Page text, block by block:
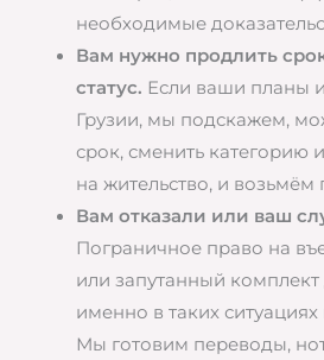
необходимые
Вам нужно продлить
статус. Если ваши планы
Грузии, мы подскажем,
срок, сменить категорию
на жительство, и возьмём
Вам отказали или ваш
Пограничное право на
или запутанный
именно в таких
Мы готовим переводы,